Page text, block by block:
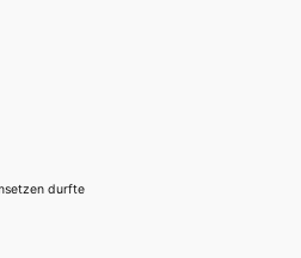
durfte